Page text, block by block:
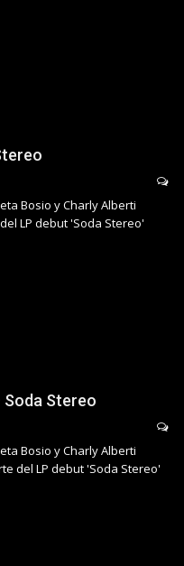
Bosio y Charly Alberti
LP debut 'Soda Stereo'
Soda Stereo
Bosio y Charly Alberti
del LP debut 'Soda Stereo'